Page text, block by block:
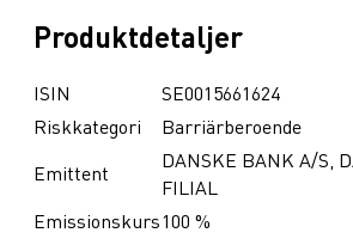
Produktdetaljer
ISIN
SE0015661624
Riskkategori
Barriärberoende
Emittent
DANSKE BANK A/S,
FILIAL
Emissionskurs100 %